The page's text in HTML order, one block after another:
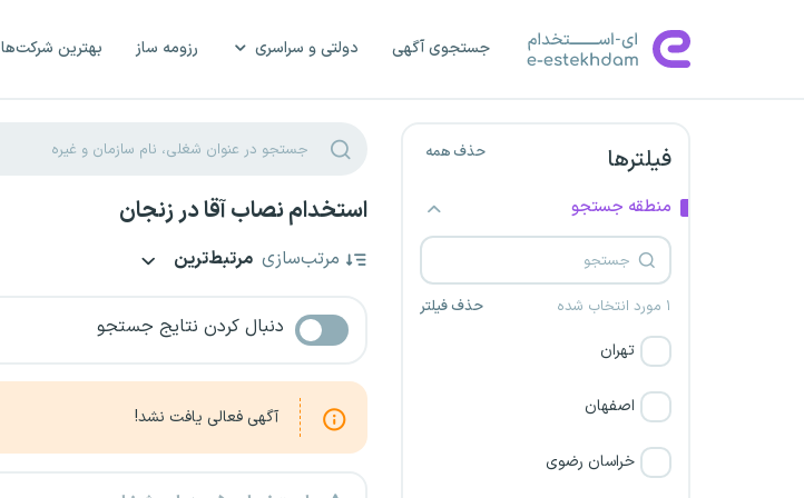
جستجوی آگهی دولتی و سراسری رزومه ساز بهترین شرکت‌ها
فیلترها حذف همه
منطقه جستجو
۱ مورد انتخاب شده حذف فیلتر
تهران
اصفهان
خراسان رضوی
استخدام نصاب آقا در زنجان
مرتب‌سازی مرتبط‌ترین
دنبال کردن نتایج جستجو
آگهی فعالی یافت نشد!